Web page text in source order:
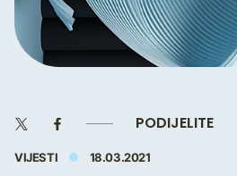
PODIJELITE
VIJESTI 18.03.2021